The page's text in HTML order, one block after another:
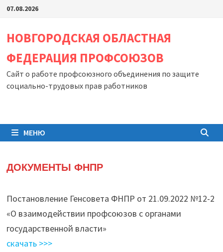
Перейти
содержимому
07.08.2026
НОВГОРОДСКАЯ ОБЛАСТНАЯ
ФЕДЕРАЦИЯ ПРОФСОЮЗОВ
Сайт о работе профсоюзного объединения по защите
социально-трудовых прав работников
МЕНЮ
ДОКУМЕНТЫ ФНПР
Постановление Генсовета ФНПР от 21.09.2022 №12-2
«О взаимодействии профсоюзов с органами
государственной власти»
скачать >>>